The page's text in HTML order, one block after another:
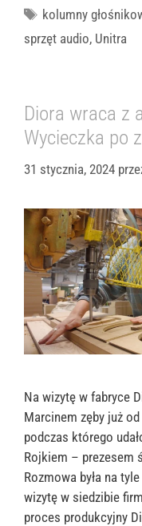
Tagi
kolumny
sprzęt audio, Unitra
Diora wraca z
Wycieczka po
31 stycznia, 2024
Na wizytę w fabryce
Marcinem zęby już
podczas którego
Rojkiem – prezesem
Rozmowa była na
wizytę w siedzibie
proces produkcyjny